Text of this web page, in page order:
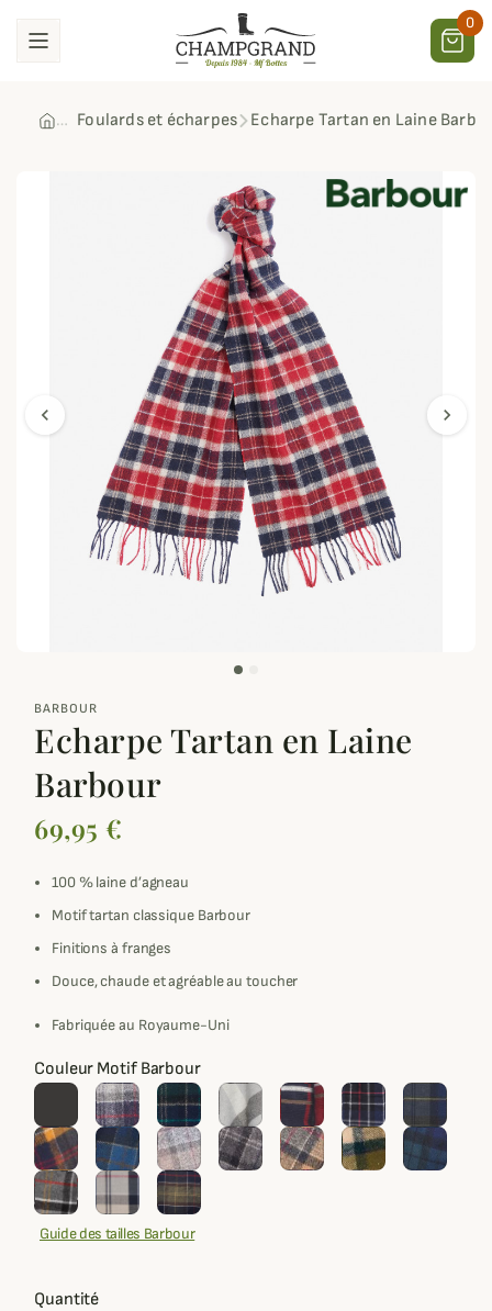
0
Foulards et écharpes Echarpe Tartan en Laine
chevron_left
zoom_out_map
chevron_right
BARBOUR
Echarpe Tartan en Laine
Barbour
69,95 €
100 % laine d’agneau
Motif tartan classique Barbour
Finitions à franges
Douce, chaude et agréable au toucher
Fabriquée au Royaume-Uni
Couleur Motif Barbour
Guide des tailles Barbour
Quantité